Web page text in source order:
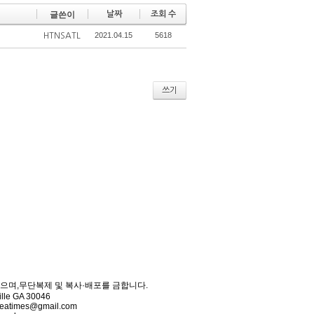
글쓴이 날짜 조회 수
HTNSATL 2021.04.15 5618
쓰기
며,무단복제 및 복사·배포를 금합니다.
GA 30046